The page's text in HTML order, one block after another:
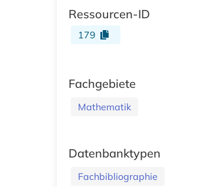
Ressourcen-ID
179
Fachgebiete
Mathematik
Datenbanktypen
Fachbibliographie